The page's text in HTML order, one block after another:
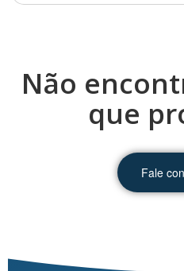
Não
que
Fale